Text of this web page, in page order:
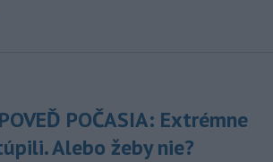
POČASIA: Extrémne
Alebo žeby nie?